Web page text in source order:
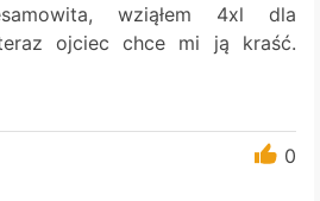
wziąłem 4xl dla
ojciec chce mi ją kraść.
0